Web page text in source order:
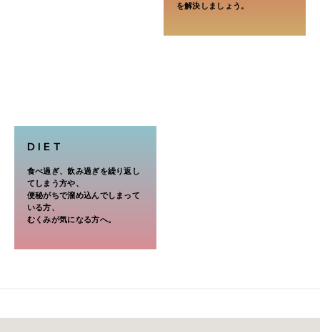
を解決しましょう。
DIET
食べ過ぎ、飲み過ぎを繰り返し
てしまう方や、
便秘がちで溜め込んでしまって
いる方、
むくみが気になる方へ。